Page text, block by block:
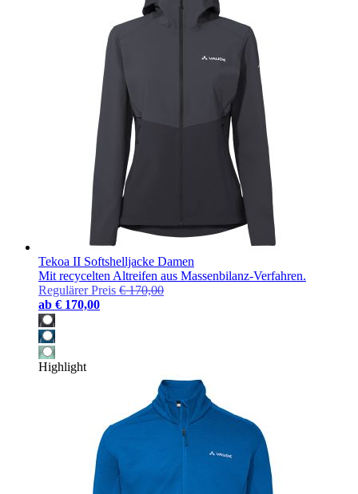
Tekoa II Softshelljacke Damen
Mit recycelten Altreifen aus Massenbilanz-Verfahren.
Regulärer Preis € 170,00
ab € 170,00
Highlight